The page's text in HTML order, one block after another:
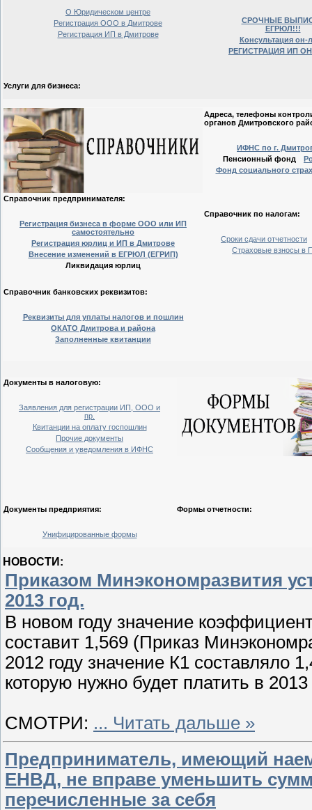
О Юридическом центре
Регистрация ООО в Дмитрове
Регистрация ИП в Дмитрове
СРОЧНЫЕ
ЕГРЮЛ!!!
Консультация он-
РЕГИСТРАЦИЯ ИП
Услуги для бизнеса:
Адреса, телефоны
органов Дмитровского
ИФНС по г.
Пенсионный фонд
Фонд социального
Справочник предпринимателя:
Регистрация бизнеса в форме ООО или ИП
самостоятельно
Регистрация юрлиц и ИП в Дмитрове
Внесение изменений в ЕГРЮЛ (ЕГРИП)
Ликвидация юрлиц
Справочник по налогам:
Сроки сдачи отчетности
Страховые взносы в
Справочник банковских реквизитов:
Реквизиты для уплаты налогов и пошлин
ОКАТО Дмитрова и района
Заполненные квитанции
Документы в налоговую:
Заявления для регистрации ИП, ООО и
пр.
Квитанции на оплату госпошлин
Прочие документы
Сообщения и уведомления в ИФНС
Документы предприятия:
Унифицированные формы
Формы отчетности:
НОВОСТИ:
Приказом Минэкономразвития
2013 год.
В новом году значение
составит 1,569 (Приказ
2012 году значение К1 составляло
которую нужно будет платить в 2013
СМОТРИ: ... Читать дальше »
Предприниматель, имеющий
ЕНВД, не вправе уменьшить
перечисленные за себя